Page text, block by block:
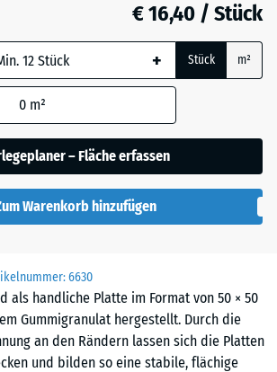
6630
als handliche Platte im Format von 50 × 50
Gummigranulat hergestellt. Durch die
an den Rändern lassen sich die Platten
und bilden so eine stabile, flächige
0,50
€ 16,40 / Stück
+ Stück m²
0 m²
– Fläche erfassen
Warenkorb hinzufügen